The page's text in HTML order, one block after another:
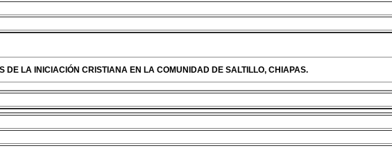
DE LA INICIACIÓN CRISTIANA EN LA COMUNIDAD DE SALTILLO, CHIAPAS.